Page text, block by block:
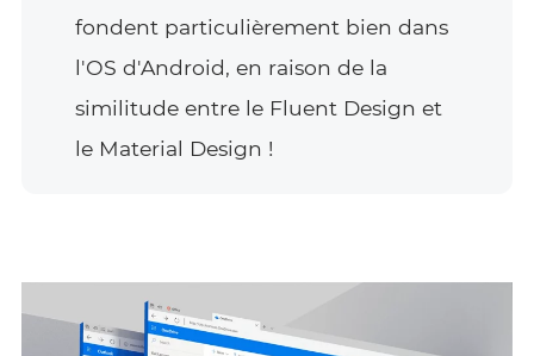
fondent particulièrement bien dans
l'OS d'Android, en raison de la
similitude entre le Fluent Design et
le Material Design !